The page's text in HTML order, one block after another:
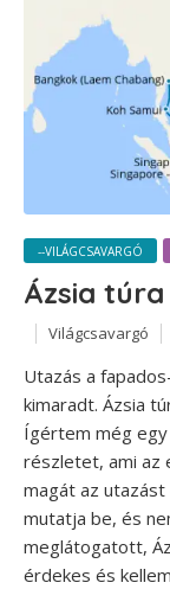
--VILÁGCSAVARGÓ
Ázsia
Világcsavargó
Utazás a
kimaradt. Ázsia
Ígértem még egy
részletet, ami az
magát az
mutatja be, és
meglátogatott,
érdekes és